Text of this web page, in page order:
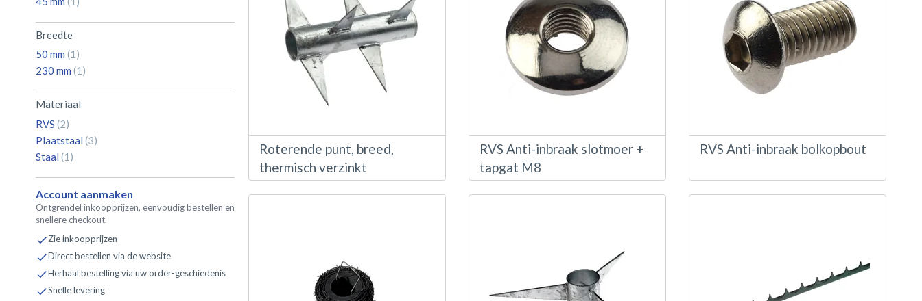
Roterende punt, breed,
thermisch verzinkt
RVS Anti-inbraak slotmoer +
tapgat M8
RVS Anti-inbraak bolkopbout
Breedte
50 mm 1
product
230 mm 1
product
Materiaal
RVS 2
producten
Plaatstaal 3
producten
Staal 1
product
Account aanmaken
Ontgrendel inkoopprijzen, eenvoudig bestellen en
snellere checkout.
Zie inkoopprijzen
Direct bestellen via de website
Herhaal bestelling via uw order-geschiedenis
Snelle levering